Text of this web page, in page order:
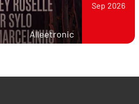
Alleetronic
Sep 2026